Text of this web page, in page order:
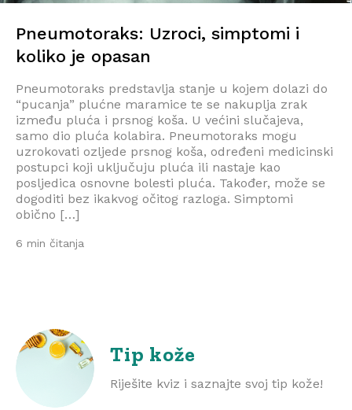
Pneumotoraks: Uzroci, simptomi i
koliko je opasan
Pneumotoraks predstavlja stanje u kojem dolazi do
“pucanja” plućne maramice te se nakuplja zrak
između pluća i prsnog koša. U većini slučajeva,
samo dio pluća kolabira. Pneumotoraks mogu
uzrokovati ozljede prsnog koša, određeni medicinski
postupci koji uključuju pluća ili nastaje kao
posljedica osnovne bolesti pluća. Također, može se
dogoditi bez ikakvog očitog razloga. Simptomi
obično […]
6 min čitanja
Tip kože
Riješite kviz i saznajte svoj tip kože!